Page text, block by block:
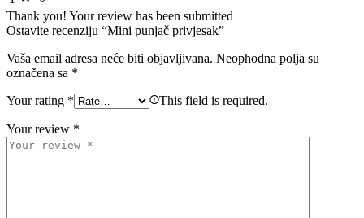
Thank you! Your review has been submitted
Ostavite recenziju “Mini punjač privjesak”
Vaša email adresa neće biti objavljivana. Neophodna polja su
označena sa *
Your rating * This field is required.
Your review *